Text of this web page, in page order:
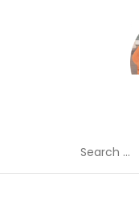
ประทานพ
for: